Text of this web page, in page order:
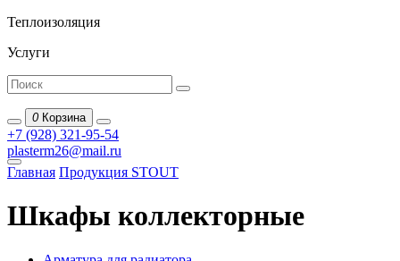
Теплоизоляция
Услуги
0 Корзина
+7 (928) 321-95-54
plasterm26@mail.ru
Главная Продукция STOUT
Шкафы коллекторные